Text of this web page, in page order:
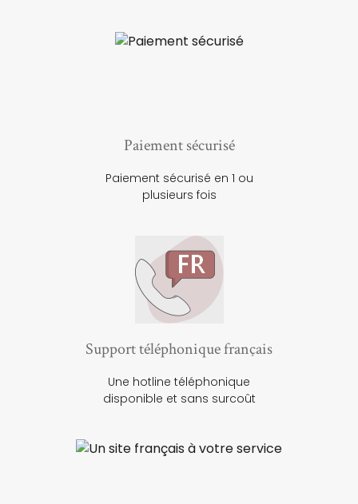
Paiement sécurisé
Paiement sécurisé en 1 ou
plusieurs fois
Support téléphonique français
Une hotline téléphonique
disponible et sans surcoût